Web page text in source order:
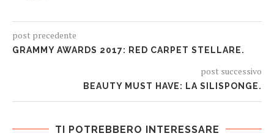
post precedente
GRAMMY AWARDS 2017: RED CARPET STELLARE.
post successivo
BEAUTY MUST HAVE: LA SILISPONGE.
TI POTREBBERO INTERESSARE